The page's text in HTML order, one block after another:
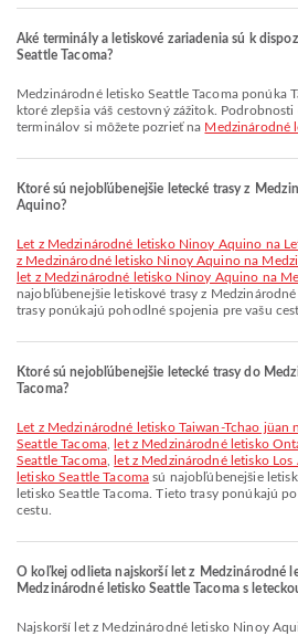
Aké terminály a letiskové zariadenia sú k
Seattle Tacoma?
Medzinárodné letisko Seattle Tacoma ponúka Taxi a mnoho ďalších možností,
ktoré zlepšia váš cestovný zážitok.
terminálov si môžete pozrieť na Medzinárodné
Ktoré sú nejobľúbenejšie letecké trasy z
Aquino?
let z Medzinárodné letisko Ninoy Aquino na
z Medzinárodné letisko Ninoy Aquino na
let z Medzinárodné letisko Ninoy Aquino na
najobľúbenejšie letiskové trasy z
trasy ponúkajú pohodlné spojenia pre vašu
Ktoré sú nejobľúbenejšie letecké trasy do
Tacoma?
let z Medzinárodné letisko Taiwan-Tchao jüan na Medzinárodné letisko
Seattle Tacoma,
let z Medzinárodné letisko
Seattle Tacoma,
let z Medzinárodné letisko
letisko Seattle Tacoma sú najobľúbenejšie
letisko Seattle Tacoma. Tieto trasy ponúkajú
cestu.
O koľkej odlieta najskorší let z Medzinárodné
Medzinárodné letisko Seattle Tacoma s
Najskorší let z Medzinárodné letisko Ninoy Aquino do Medzinárodné letisko